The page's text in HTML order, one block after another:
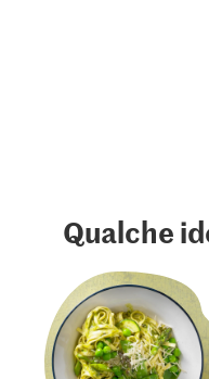
Qualche